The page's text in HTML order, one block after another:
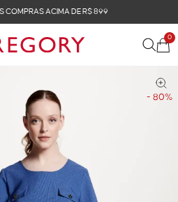
COMPRAS ACIMA DE R$ 899
0
- 80%